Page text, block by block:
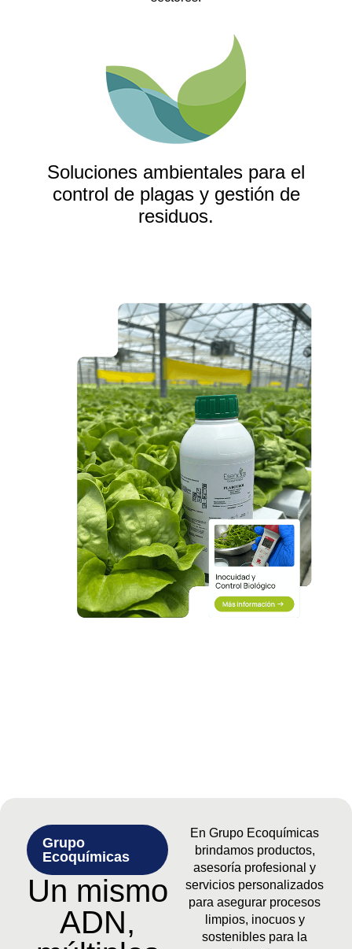
Soluciones ambientales para el
control de plagas y gestión de
residuos.
Grupo
Ecoquímicas
Un mismo
ADN,
En Grupo Ecoquímicas
brindamos productos,
asesoría profesional y
servicios personalizados
para asegurar procesos
limpios, inocuos y
sostenibles para la